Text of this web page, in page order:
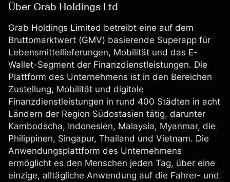
Über Grab Holdings Ltd
Grab Holdings Limited betreibt eine auf dem
Bruttomarktwert (GMV) basierende Superapp für
Lebensmittellieferungen, Mobilität und das E-
Wallet-Segment der Finanzdienstleistungen. Die
Plattform des Unternehmens ist in den Bereichen
Zustellung, Mobilität und digitale
Finanzdienstleistungen in rund 400 Städten in acht
Ländern der Region Südostasien tätig, darunter
Kambodscha, Indonesien, Malaysia, Myanmar, die
Philippinen, Singapur, Thailand und Vietnam. Die
Anwendungsplattform des Unternehmens
ermöglicht es den Menschen jeden Tag, über eine
einzige, alltägliche Anwendung auf die Fahrer- und